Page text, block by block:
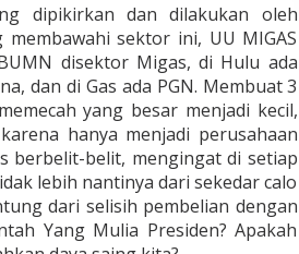
dipikirkan dan dilakukan oleh
sektor ini, UU MIGAS
disektor Migas, di Hulu ada
dan di Gas ada PGN. Membuat 3
yang besar menjadi kecil,
hanya menjadi perusahaan
berbelit-belit, mengingat di setiap
lebih nantinya dari sekedar calo
dari selisih pembelian dengan
Yang Mulia Presiden? Apakah